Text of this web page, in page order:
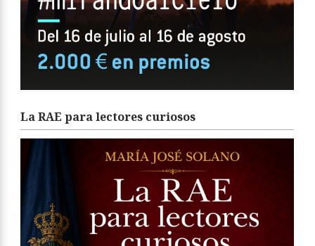
La RAE para lectores curiosos